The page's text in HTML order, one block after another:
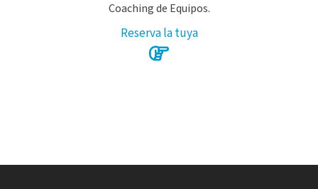
Coaching de Equipos.
Reserva la tuya